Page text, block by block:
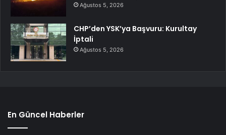
Ağustos 5, 2026
CHP’den YSK’ya Başvuru: Kurultay
İptali
Ağustos 5, 2026
En Güncel Haberler